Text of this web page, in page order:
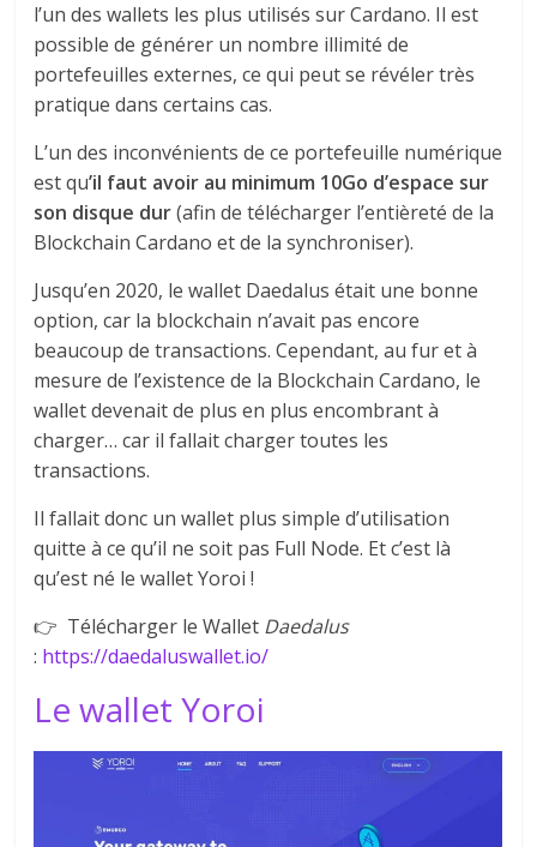
l’un des wallets les plus utilisés sur Cardano. Il est
possible de générer un nombre illimité de
portefeuilles externes, ce qui peut se révéler très
pratique dans certains cas.
L’un des inconvénients de ce portefeuille numérique
est qu’il faut avoir au minimum 10Go d’espace sur
son disque dur(afin de télécharger l’entièreté de la
Blockchain Cardano et de la synchroniser).
Jusqu’en 2020, le wallet Daedalus était une bonne
option, car la blockchain n’avait pas encore
beaucoup de transactions. Cependant, au fur et à
mesure de l’existence de la Blockchain Cardano, le
wallet devenait de plus en plus encombrant à
charger… car il fallait charger toutes les
transactions.
Il fallait donc un wallet plus simple d’utilisation
quitte à ce qu’il ne soit pas Full Node. Et c’est là
qu’est né le wallet Yoroi !
👉 Télécharger le Wallet Daedalus
: https://daedaluswallet.io/
Le wallet Yoroi